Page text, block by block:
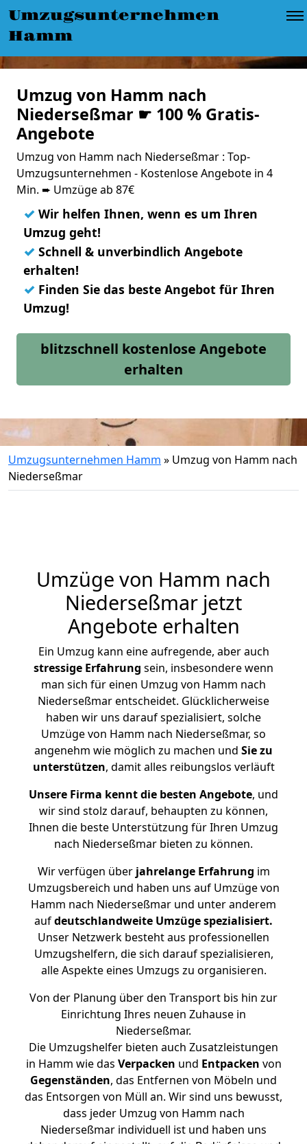
Umzugsunternehmen
Hamm
Umzug von Hamm nach
Niederseßmar ☛ 100 % Gratis-
Angebote
Umzug von Hamm nach Niederseßmar : Top-
Umzugsunternehmen - Kostenlose Angebote in 4
Min. ➨ Umzüge ab 87€
✓ Wir helfen Ihnen, wenn es um Ihren
Umzug geht!
✓ Schnell & unverbindlich Angebote
erhalten!
✓ Finden Sie das beste Angebot für Ihren
Umzug!
blitzschnell kostenlose Angebote
erhalten
Umzugsunternehmen Hamm » Umzug von Hamm nach
Niederseßmar
Umzüge von Hamm nach
Niederseßmar jetzt
Angebote erhalten
Ein Umzug kann eine aufregende, aber auch
stressige Erfahrung sein, insbesondere wenn
man sich für einen Umzug von Hamm nach
Niederseßmar entscheidet. Glücklicherweise
haben wir uns darauf spezialisiert, solche
Umzüge von Hamm nach Niederseßmar, so
angenehm wie möglich zu machen und Sie zu
unterstützen, damit alles reibungslos verläuft
Unsere Firma kennt die besten Angebote, und
wir sind stolz darauf, behaupten zu können,
Ihnen die beste Unterstützung für Ihren Umzug
nach Niederseßmar bieten zu können.
Wir verfügen überjahrelange Erfahrung im
Umzugsbereich und haben uns auf Umzüge von
Hamm nach Niederseßmar und unter anderem
aufdeutschlandweite Umzüge spezialisiert.
Unser Netzwerk besteht aus professionellen
Umzugshelfern, die sich darauf spezialisieren,
alle Aspekte eines Umzugs zu organisieren.
Von der Planung über den Transport bis hin zur
Einrichtung Ihres neuen Zuhause in
Niederseßmar.
Die Umzugshelfer bieten auch Zusatzleistungen
in Hamm wie das Verpacken und Entpacken von
Gegenständen, das Entfernen von Möbeln und
das Entsorgen von Müll an. Wir sind uns bewusst,
dass jeder Umzug von Hamm nach
Niederseßmar individuell ist und haben uns